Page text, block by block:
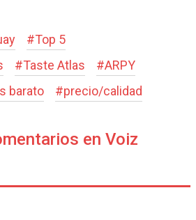
#Top 5
#Taste Atlas #ARPY
barato #precio/calidad
en Voiz